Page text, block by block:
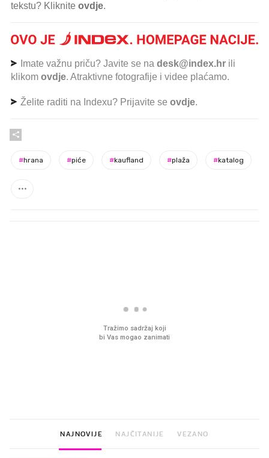
tekstu? Kliknite ovdje.
Imate važnu priču? Javite se na desk@index.hr ili
klikom ovdje. Atraktivne fotografije i videe plaćamo.
Želite raditi na Indexu? Prijavite se ovdje.
#hrana #piće #kaufland #plaža #katalog
NAJNOVIJE NAJČITANIJE VEZANO